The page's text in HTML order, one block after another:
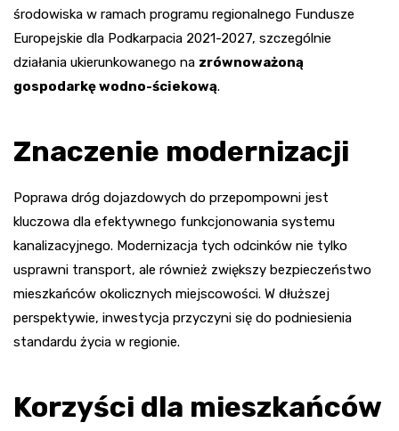
środowiska w ramach programu regionalnego Fundusze
Europejskie dla Podkarpacia 2021-2027, szczególnie
działania ukierunkowanego na zrównoważoną
gospodarkę wodno-ściekową.
Znaczenie modernizacji
Poprawa dróg dojazdowych do przepompowni jest
kluczowa dla efektywnego funkcjonowania systemu
kanalizacyjnego. Modernizacja tych odcinków nie tylko
usprawni transport, ale również zwiększy bezpieczeństwo
mieszkańców okolicznych miejscowości. W dłuższej
perspektywie, inwestycja przyczyni się do podniesienia
standardu życia w regionie.
Korzyści dla mieszkańców